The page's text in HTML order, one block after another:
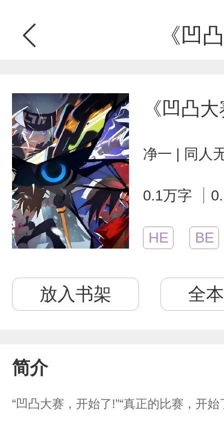
《凹
《凹凸
净一 | 同人
0.1万字
HE BE
放入书架 全
简介
“凹凸大赛，开始了!”“真正的比赛，开始